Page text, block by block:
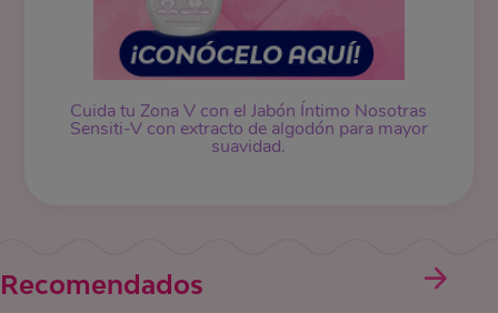
Cuida tu Zona V con el Jabón Íntimo Nosotras
Sensiti-V con extracto de algodón para mayor
suavidad.
Recomendados